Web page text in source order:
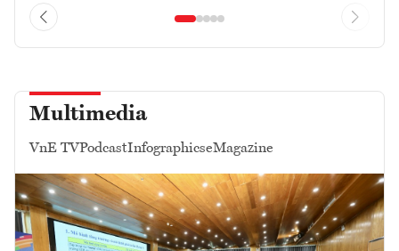
Multimedia
VnE TVPodcastInfographicseMagazine